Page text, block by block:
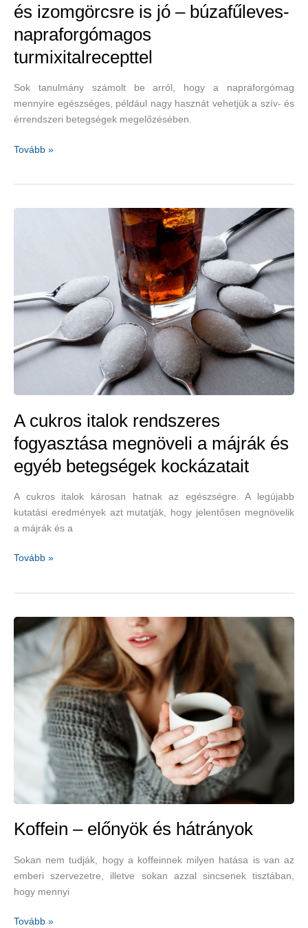
és izomgörcsre is jó – búzafűleves-
napraforgómagos
turmixitalrecepttel
Sok tanulmány számolt be arról, hogy a napraforgómag
mennyire egészséges, például nagy hasznát vehetjük a szív- és
érrendszeri betegségek megelőzésében.
A
és
búzafűleves-
napraforgómagos
turmixitalrecepttel
Tovább »
A cukros italok rendszeres
fogyasztása megnöveli a májrák és
egyéb betegségek kockázatait
A cukros italok károsan hatnak az egészségre. A legújabb
kutatási eredmények azt mutatják, hogy jelentősen megnövelik
a májrák és a
A
fogyasztása
megnöveli
májrák
és
betegségek
kockázatait
Tovább »
Koffein – előnyök és hátrányok
Sokan nem tudják, hogy a koffeinnek milyen hatása is van az
emberi szervezetre, illetve sokan azzal sincsenek tisztában,
hogy mennyi
Koffein
Tovább »